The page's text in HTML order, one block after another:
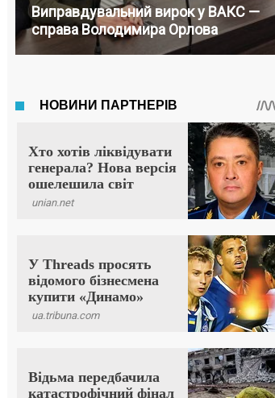
Виправдувальний вирок у ВАКС —
справа Володимира Орлова